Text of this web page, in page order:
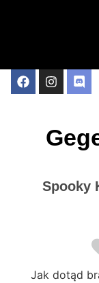
Spooky
Jak dotąd